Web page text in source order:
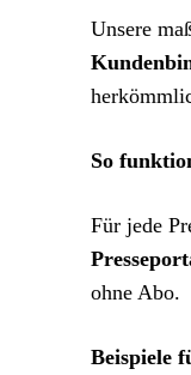
Unsere
So
Für jede
ohne Abo.
Beispiele